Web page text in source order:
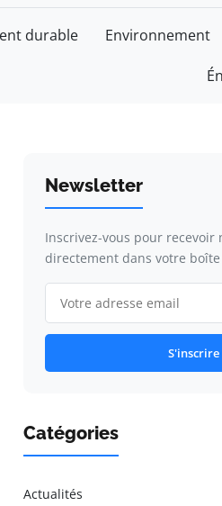
durable Environnement
Newsletter
Inscrivez-vous pour recevoir
directement dans votre
S'inscrire
Catégories
Actualités